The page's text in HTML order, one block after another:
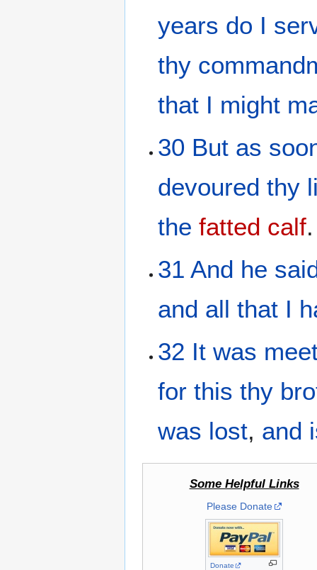
years do I
thy
that I might
30 But as
devoured thy
the fatted calf.
31 And he
and all that I
32 It was
for this thy
was lost, and
Some Helpful Links
Please Donate
Donate